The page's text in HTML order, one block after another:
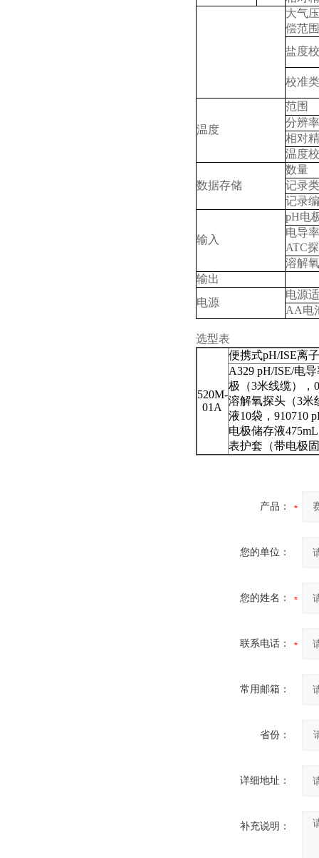
大气
偿范围
盐度
校准
温度
范围
分辨率
相对
温度
数据存储
数量
记录
记录
输入
pH电
电导
ATC
溶解
输出
电源
电源
AA电
选型表
520M-
01A
便携式pH/ISE离子
A329 pH/ISE/电导
极（3米线缆），
溶解氧探头（3米
液10袋， 910710
电极储存液475mL
表护套（带电极
产品：
您的单位：
您的姓名：
联系电话：
常用邮箱：
省份：
详细地址：
补充说明：